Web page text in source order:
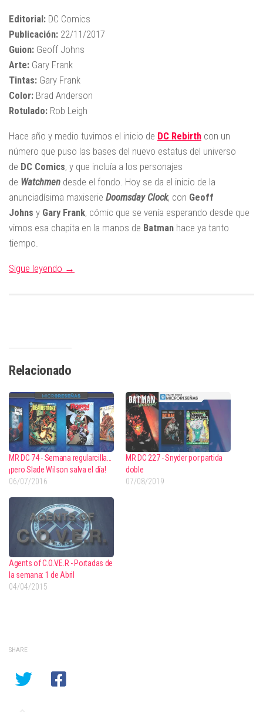
Editorial: DC Comics
Publicación: 22/11/2017
Guion: Geoff Johns
Arte: Gary Frank
Tintas: Gary Frank
Color: Brad Anderson
Rotulado: Rob Leigh
Hace año y medio tuvimos el inicio de DC Rebirth con un
número que puso las bases del nuevo estatus del universo
de DC Comics, y que incluía a los personajes
de Watchmen desde el fondo. Hoy se da el inicio de la
anunciadísima maxiserie Doomsday Clock, con Geoff
Johns y Gary Frank, cómic que se venía esperando desde que
vimos esa chapita en la manos de Batman hace ya tanto
tiempo.
Sigue leyendo →
Relacionado
MR DC 74 - Semana regularcilla...
¡pero Slade Wilson salva el día!
06/07/2016
MR DC 227 - Snyder por partida
doble
07/08/2019
Agents of C.O.V.E.R - Portadas de
la semana: 1 de Abril
04/04/2015
SHARE